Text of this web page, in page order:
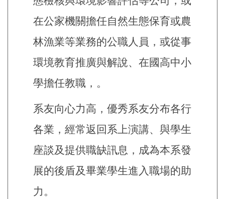
在公家機關擔任自然生態保育或農
林漁業等業務的公職人員，或從事
環境教育推廣與解說、在國高中小
學擔任教職，。
系友向心力高，優秀系友分布各行
各業，經常返回系上演講、與學生
座談及提供職缺訊息，成為本系發
展的後盾及畢業學生進入職場的助
力。